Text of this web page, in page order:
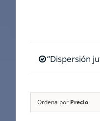
“Dispersión
Ordena por Precio